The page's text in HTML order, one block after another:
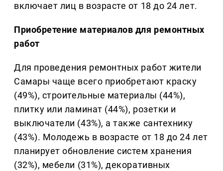
включает лиц в возрасте от 18 до 24 лет.
Приобретение материалов для ремонтных
работ
Для проведения ремонтных работ жители
Самары чаще всего приобретают краску
(49%), строительные материалы (44%),
плитку или ламинат (44%), розетки и
выключатели (43%), а также сантехнику
(43%). Молодежь в возрасте от 18 до 24 лет
планирует обновление систем хранения
(32%), мебели (31%), декоративных